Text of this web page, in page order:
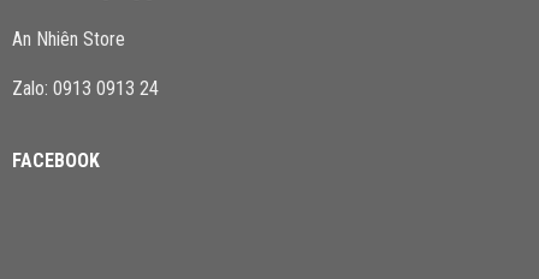
An Nhiên Store
Zalo: 0913 0913 24
FACEBOOK